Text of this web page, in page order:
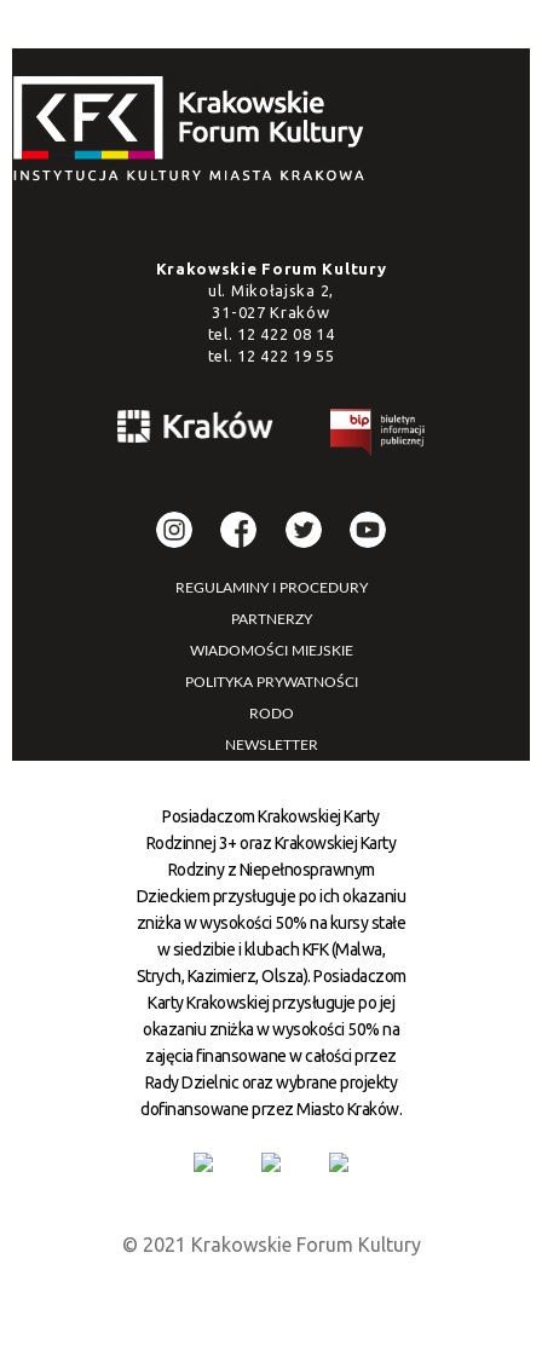
Krakowskie Forum Kultury
ul. Mikołajska 2,
31-027 Kraków
tel. 12 422 08 14
tel. 12 422 19 55
REGULAMINY I PROCEDURY
PARTNERZY
WIADOMOŚCI MIEJSKIE
POLITYKA PRYWATNOŚCI
RODO
NEWSLETTER
Posiadaczom Krakowskiej Karty
Rodzinnej 3+ oraz Krakowskiej Karty
Rodziny z Niepełnosprawnym
Dzieckiem przysługuje po ich okazaniu
zniżka w wysokości 50% na kursy stałe
w siedzibie i klubach KFK (Malwa,
Strych, Kazimierz, Olsza). Posiadaczom
Karty Krakowskiej przysługuje po jej
okazaniu zniżka w wysokości 50% na
zajęcia finansowane w całości przez
Rady Dzielnic oraz wybrane projekty
dofinansowane przez Miasto Kraków.
© 2021 Krakowskie Forum Kultury